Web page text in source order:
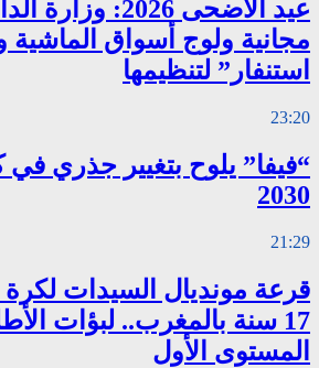
عيد الأضحى 2026:
مجانية ولوج أسواق الماشية
استنفار” لتنظيمها
23:20
“فيفا” يلوح بتغيير جذري في
2030
21:29
قرعة مونديال السيدات
17 سنة بالمغرب.. لبؤات
المستوى الأول